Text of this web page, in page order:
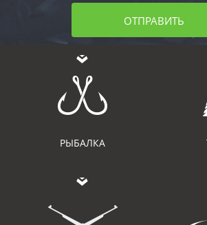
ОТПРАВИТЬ
РЫБАЛКА